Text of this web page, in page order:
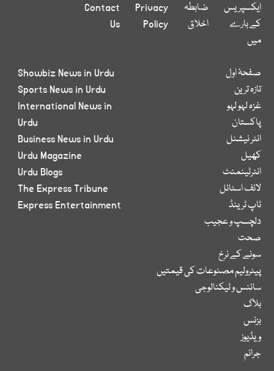
ایکسپریس
کے بارے
میں
ضابطہ
اخلاق
Privacy
Policy
Contact
Us
صفحۂ اول
تازہ ترین
غزہ لہو لہو
پاکستان
انٹر نیشنل
کھیل
انٹرٹینمنٹ
لائف اسٹائل
ٹاپ ٹرینڈ
دلچسپ و عجیب
صحت
سونے کے نرخ
پیٹرولیم مصنوعات کی قیمتیں
سائنس و ٹیکنالوجی
بلاگ
بزنس
ویڈیوز
جرائم
Showbiz News in Urdu
Sports News in Urdu
International News in
Urdu
Business News in Urdu
Urdu Magazine
Urdu Blogs
The Express Tribune
Express Entertainment